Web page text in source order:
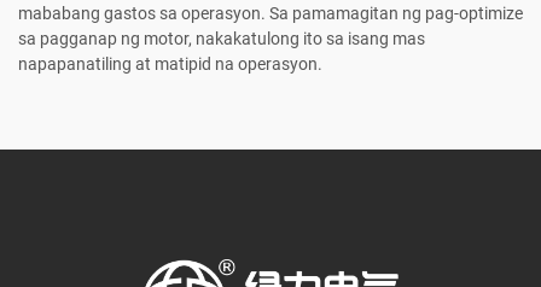
mababang gastos sa operasyon. Sa pamamagitan ng pag-optimize
sa pagganap ng motor, nakakatulong ito sa isang mas
napapanatiling at matipid na operasyon.